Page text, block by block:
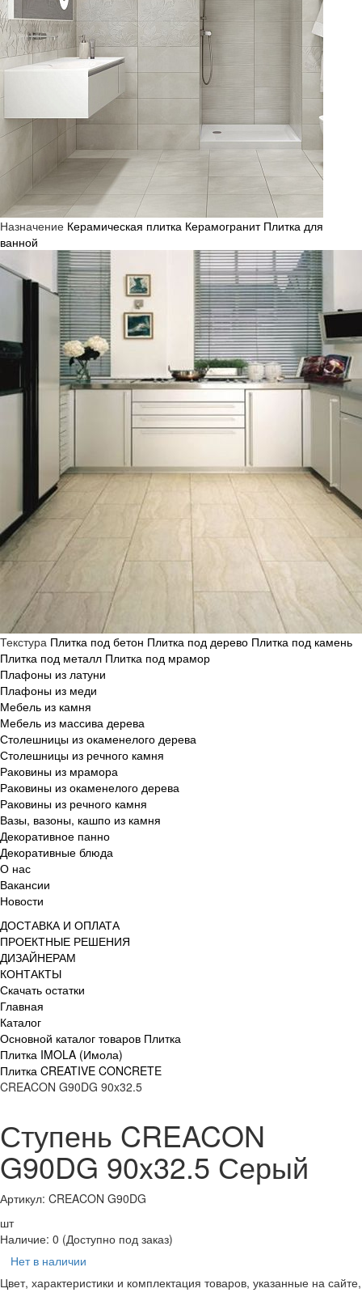
Назначение Керамическая плитка Керамогранит Плитка для
ванной
Текстура Плитка под бетон Плитка под дерево Плитка под камень
Плитка под металл Плитка под мрамор
Плафоны из латуни
Плафоны из меди
Мебель из камня
Мебель из массива дерева
Столешницы из окаменелого дерева
Столешницы из речного камня
Раковины из мрамора
Раковины из окаменелого дерева
Раковины из речного камня
Вазы, вазоны, кашпо из камня
Декоративное панно
Декоративные блюда
О нас
Вакансии
Новости
ДОСТАВКА И ОПЛАТА
ПРОЕКТНЫЕ РЕШЕНИЯ
ДИЗАЙНЕРАМ
КОНТАКТЫ
Скачать остатки
Главная
Каталог
Основной каталог товаров Плитка
Плитка IMOLA (Имола)
Плитка CREATIVE CONCRETE
CREACON G90DG 90x32.5
Ступень CREACON
G90DG 90x32.5 Серый
Артикул: CREACON G90DG
шт
Наличие: 0 (Доступно под заказ)
Нет в наличии
Цвет, характеристики и комплектация товаров, указанные на сайте,